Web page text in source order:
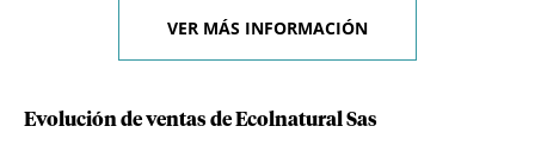
VER MÁS INFORMACIÓN
Evolución de ventas de Ecolnatural Sas